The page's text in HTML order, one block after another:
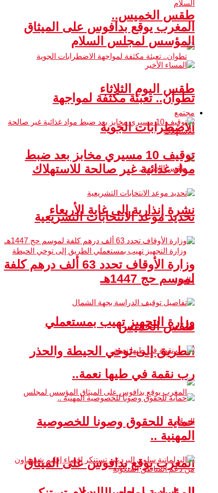
طقس الخميس..
تطوان.. تعبئة مكثفة لمواجهة
الاضطرابات الجوية
نشرة إنذارية إلى غاية الأربعاء
وزارة التجهيز تهيب بمستعملي
الطريق إلى توخي الحيطة والحذر
المغرب يوقع بدافوس على الميثاق
المغرب يوقع بدافوس على الميثاق
المؤسس لمجلس السلام
طقس اليوم الثلاثاء
مجتمع
توقيف 10 مسيري مخابز بعد ضبط
مواد غذائية غير صالحة للاستهلاك
تحديد موعد الانتخابات التشريعية
وزارة الأوقاف تحدد 63 ألف درهم كلفة
لموسم حج 1447هـ
طقس الخميس
رب نقمة في طيها نعمة..
حماية للحقوق وصونا للخصوصية
المهنية ..